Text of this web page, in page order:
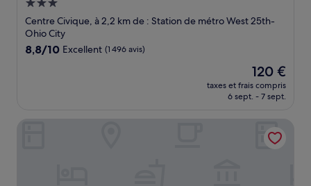
Hébergement
3.0 étoiles
Centre Civique, à 2,2 km de : Station de métro West 25th-
Ohio City
8.8
8,8/10 Excellent (1 496 avis)
Le
nouveau
prix
de
120 €
120 €
taxes et frais compris
6 sept. - 7 sept.